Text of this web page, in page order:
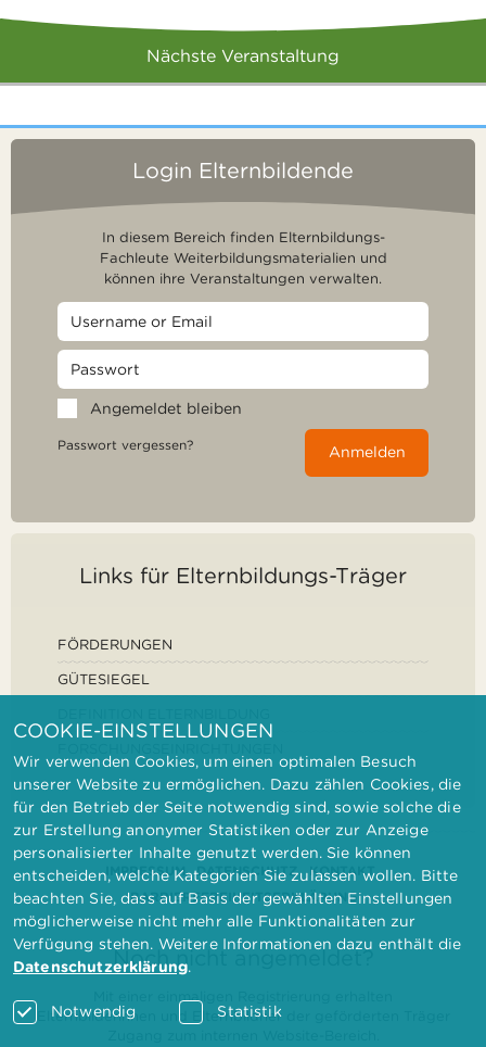
Nächste Veranstaltung
Login Elternbildende
In diesem Bereich finden Elternbildungs-
Fachleute Weiterbildungsmaterialien und
können ihre Veranstaltungen verwalten.
Angemeldet bleiben
Passwort vergessen? Anmelden
Links für Elternbildungs-Träger
FÖRDERUNGEN
GÜTESIEGEL
IMPRESSUM DATENSCHUTZ
KONTAKT
BARRIEREFREIHEITSERKLÄRUNG
Noch nicht angemeldet?
Elternbilderinnen und Elternbildner der geförderten Träger
COOKIE-EINSTELLUNGEN
Wir verwenden Cookies, um einen optimalen Besuch
unserer Website zu ermöglichen. Dazu zählen Cookies, die
für den Betrieb der Seite notwendig sind, sowie solche die
zur Erstellung anonymer Statistiken oder zur Anzeige
personalisierter Inhalte genutzt werden. Sie können
entscheiden, welche Kategorien Sie zulassen wollen. Bitte
beachten Sie, dass auf Basis der gewählten Einstellungen
möglicherweise nicht mehr alle Funktionalitäten zur
Verfügung stehen. Weitere Informationen dazu enthält die
Datenschutzerklärung.
Notwendig Statistik